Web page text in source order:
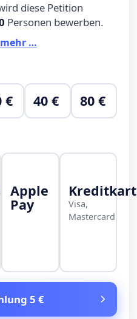
diese Petition
Personen bewerben.
…
€ 40 € 80 €
Apple
Pay
Visa,
Mastercard
5 €